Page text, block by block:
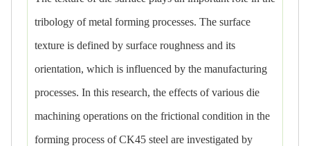
tribology of metal forming processes. The surface
texture is defined by surface roughness and its
orientation, which is influenced by the manufacturing
processes. In this research, the effects of various die
machining operations on the frictional condition in the
forming process of CK45 steel are investigated by